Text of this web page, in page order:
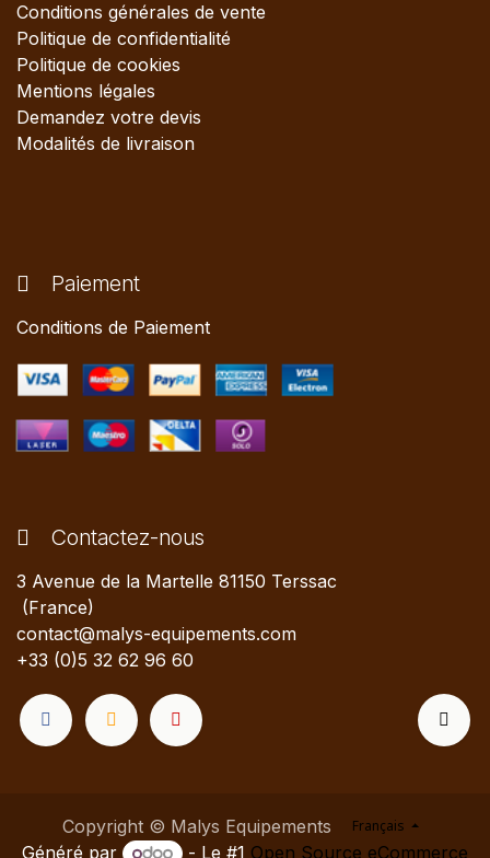
Conditions générales de vente
Politique de confidentialité
Politique de cookies
Mentions légales
Demandez votre devis
Modalités de livraison
Paiement
Conditions de Paiement
Contactez-nous
3 Avenue de la Martelle 81150 Terssac
(France)
contact@malys-equipements.com
+33 (0)5 32 62 96 60
Copyright © Malys Equipements Français
Généré par - Le #1 Open Source eCommerce